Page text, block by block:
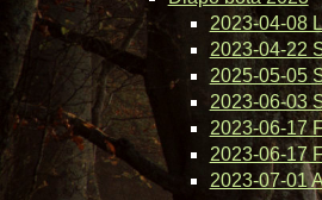
2023-04-08
2023-04-22
2025-05-05
2023-06-03
2023-06-17
2023-06-17
2023-07-01